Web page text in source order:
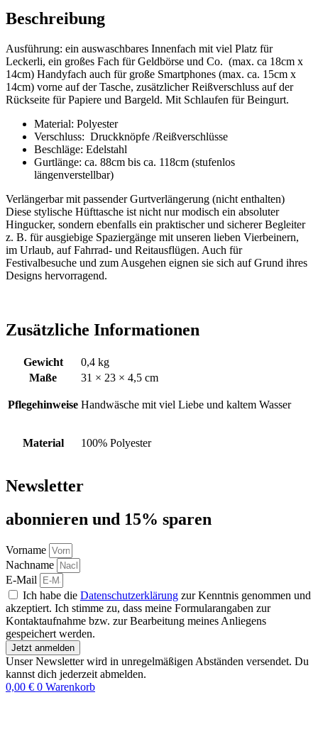
Beschreibung
Ausführung: ein auswaschbares Innenfach mit viel Platz für
Leckerli, ein großes Fach für Geldbörse und Co. (max. ca 18cm x
14cm) Handyfach auch für große Smartphones (max. ca. 15cm x
14cm) vorne auf der Tasche, zusätzlicher Reißverschluss auf der
Rückseite für Papiere und Bargeld. Mit Schlaufen für Beingurt.
Material: Polyester
Verschluss: Druckknöpfe /Reißverschlüsse
Beschläge: Edelstahl
Gurtlänge: ca. 88cm bis ca. 118cm (stufenlos
längenverstellbar)
Verlängerbar mit passender Gurtverlängerung (nicht enthalten)
Diese stylische Hüfttasche ist nicht nur modisch ein absoluter
Hingucker, sondern ebenfalls ein praktischer und sicherer Begleiter
z. B. für ausgiebige Spaziergänge mit unseren lieben Vierbeinern,
im Urlaub, auf Fahrrad- und Reitausflügen. Auch für
Festivalbesuche und zum Ausgehen eignen sie sich auf Grund ihres
Designs hervorragend.
Zusätzliche Informationen
Gewicht
0,4 kg
Maße
31 × 23 × 4,5 cm
Pflegehinweise Handwäsche mit viel Liebe und kaltem Wasser
Material 100% Polyester
Newsletter
abon­nie­ren und 15% sparen
Vorname
Nachname
E-Mail
Ich habe die Datenschutzerklärung zur Kenntnis genommen und
akzeptiert. Ich stimme zu, dass meine Formularangaben zur
Kontaktaufnahme bzw. zur Bearbeitung meines Anliegens
gespeichert werden.
Jetzt anmelden
Unser Newsletter wird in unregelmäßigen Abständen versendet. Du
kannst dich jederzeit abmelden.
0,00 € 0 Warenkorb